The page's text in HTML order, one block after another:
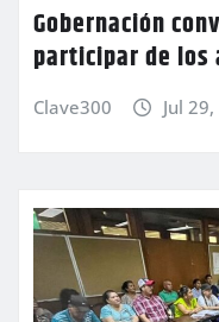
Gobernación
participar de los
Clave300 Jul